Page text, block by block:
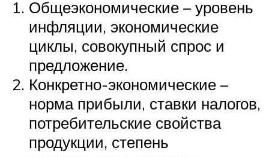
Общеэкономические – уровень
инфляции, экономические
циклы, совокупный спрос и
предложение.
Конкретно-экономические –
норма прибыли, ставки налогов,
потребительские свойства
продукции, степень